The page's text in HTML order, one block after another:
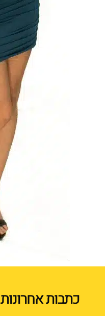
כתבות אחרונות